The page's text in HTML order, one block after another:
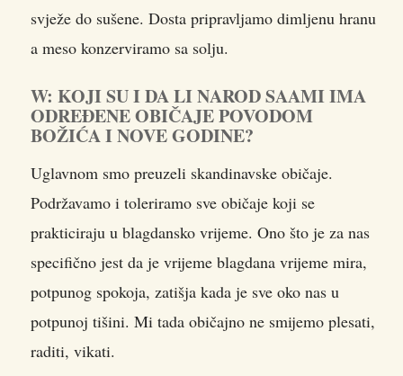
svježe do sušene. Dosta pripravljamo dimljenu hranu
a meso konzerviramo sa solju.
W: KOJI SU I DA LI NAROD SAAMI IMA
ODREĐENE OBIČAJE POVODOM
BOŽIĆA I NOVE GODINE?
Uglavnom smo preuzeli skandinavske običaje.
Podržavamo i toleriramo sve običaje koji se
prakticiraju u blagdansko vrijeme. Ono što je za nas
specifično jest da je vrijeme blagdana vrijeme mira,
potpunog spokoja, zatišja kada je sve oko nas u
potpunoj tišini. Mi tada običajno ne smijemo plesati,
raditi, vikati.